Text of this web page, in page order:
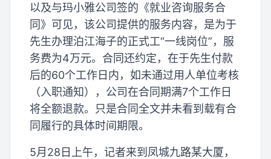
以及与玛小雅公司签的《就业咨询服务合
同》可见，该公司提供的服务内容，是为于
先生办理泊江海子的正式工“一线岗位”，服
务费为4万元。合同还约定，在于先生付款
后的60个工作日内，如未通过用人单位考核
（入职通知），公司在合同期满7个工作日
将全额退款。只是合同全文并未看到载有合
同履行的具体时间期限。
5月28日上午，记者来到凤城九路某大厦，